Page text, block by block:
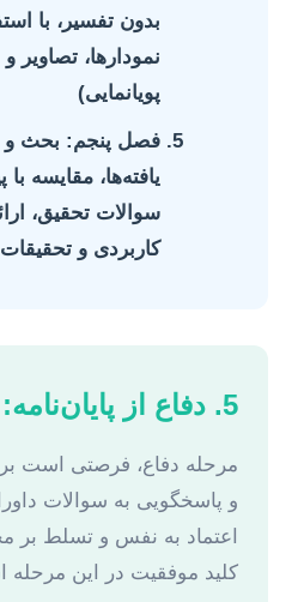
بدون تفسیر، با
نمودارها، تصاویر
پویانمایی)
فصل پنجم: بحث و
یافته‌ها، مقایسه با
سوالات تحقیق،
کاربردی و
5. دفاع از پایان‌نامه: اوج تلاش
مرحله دفاع، فرصتی است
و پاسخگویی به سوالات
اعتماد به نفس و تسلط بر
کلید موفقیت در این